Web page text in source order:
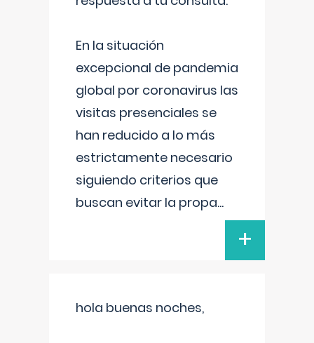
En la situación
excepcional de pandemia
global por coronavirus las
visitas presenciales se
han reducido a lo más
estrictamente necesario
siguiendo criterios que
buscan evitar la propa...
+
hola buenas noches,